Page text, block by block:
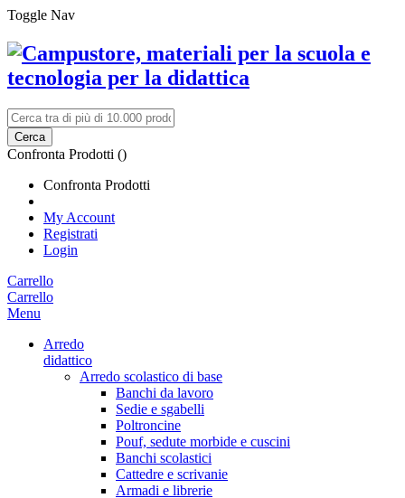
Toggle Nav
Cerca
Confronta Prodotti ()
Confronta Prodotti
My Account
Registrati
Login
Carrello
Carrello
Menu
Arredo
didattico
Arredo scolastico di base
Banchi da lavoro
Sedie e sgabelli
Poltroncine
Pouf, sedute morbide e cuscini
Banchi scolastici
Cattedre e scrivanie
Armadi e librerie